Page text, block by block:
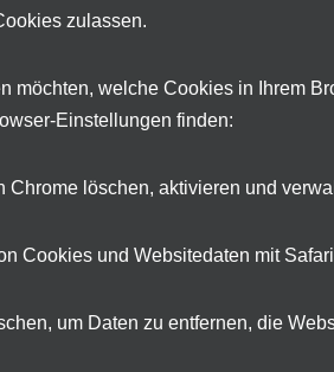
zulassen.
möchten, welche Cookies in Ihrem
Einstellungen finden:
Chrome löschen, aktivieren und
Cookies und Websitedaten mit Safari
um Daten zu entfernen, die